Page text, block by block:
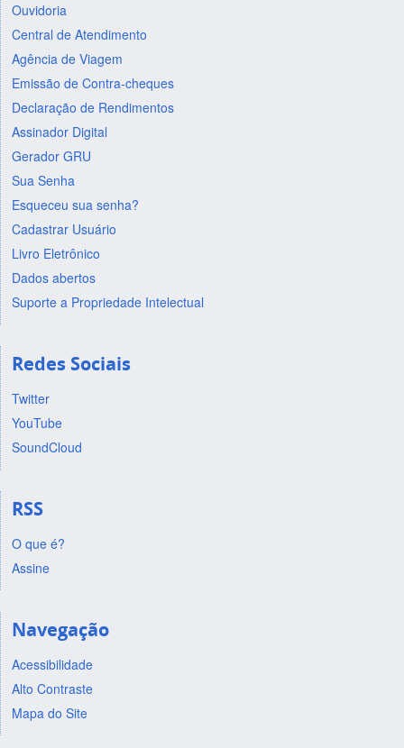
Ouvidoria
Central de Atendimento
Agência de Viagem
Emissão de Contra-cheques
Declaração de Rendimentos
Assinador Digital
Gerador GRU
Sua Senha
Esqueceu sua senha?
Cadastrar Usuário
Livro Eletrônico
Dados abertos
Suporte a Propriedade Intelectual
Redes Sociais
Twitter
YouTube
SoundCloud
RSS
O que é?
Assine
Navegação
Acessibilidade
Alto Contraste
Mapa do Site